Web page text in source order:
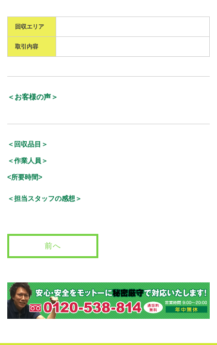
回収エリア
取引内容
＜お客様の声＞
＜回収品目＞
＜作業人員＞
<所要時間>
＜担当スタッフの感想＞
前へ